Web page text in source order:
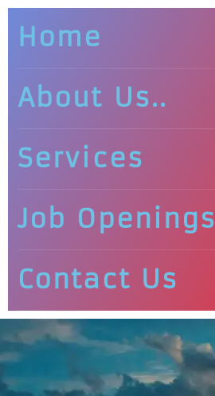
Home
About Us..
Services
Job Openings
Contact Us